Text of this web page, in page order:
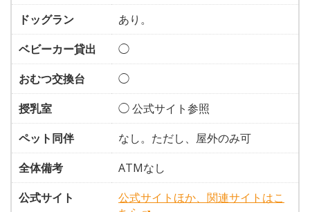
ドッグラン
あり。
ベビーカー貸出
◯
おむつ交換台
◯
授乳室
◯ 公式サイト参照
ペット同伴
なし。ただし、屋外のみ可
全体備考
ATMなし
公式サイト
公式サイトほか、関連サイトはこ